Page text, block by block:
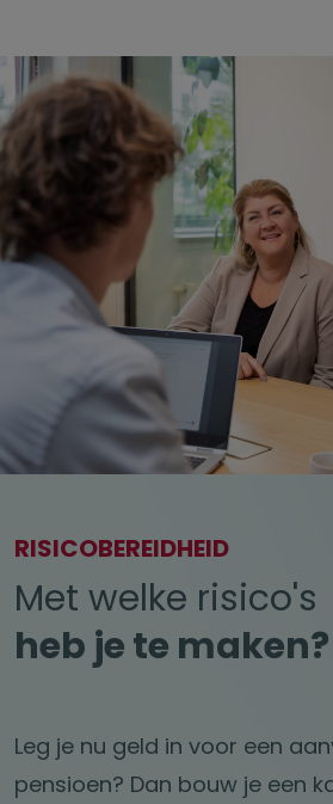
RISICOBEREIDHEID
Met welke risico's
heb je te maken?
Leg je nu geld in voor een
pensioen? Dan bouw je een